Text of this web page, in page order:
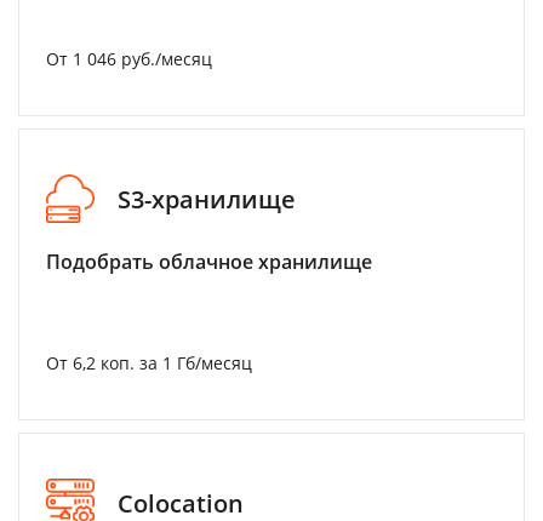
От 1 046 руб./месяц
S3-хранилище
Подобрать облачное хранилище
От 6,2 коп. за 1 Гб/месяц
Colocation